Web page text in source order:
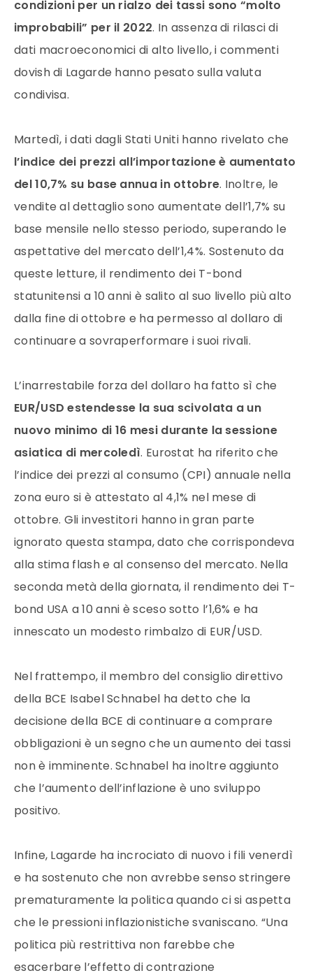
condizioni per un rialzo dei tassi sono “molto
improbabili” per il 2022. In assenza di rilasci di
dati macroeconomici di alto livello, i commenti
dovish di Lagarde hanno pesato sulla valuta
condivisa.
Martedì, i dati dagli Stati Uniti hanno rivelato che
l’indice dei prezzi all’importazione è aumentato
del 10,7% su base annua in ottobre. Inoltre, le
vendite al dettaglio sono aumentate dell’1,7% su
base mensile nello stesso periodo, superando le
aspettative del mercato dell’1,4%. Sostenuto da
queste letture, il rendimento dei T-bond
statunitensi a 10 anni è salito al suo livello più alto
dalla fine di ottobre e ha permesso al dollaro di
continuare a sovraperformare i suoi rivali.
L’inarrestabile forza del dollaro ha fatto sì che
EUR/USD estendesse la sua scivolata a un
nuovo minimo di 16 mesi durante la sessione
asiatica di mercoledì. Eurostat ha riferito che
l’indice dei prezzi al consumo (CPI) annuale nella
zona euro si è attestato al 4,1% nel mese di
ottobre. Gli investitori hanno in gran parte
ignorato questa stampa, dato che corrispondeva
alla stima flash e al consenso del mercato. Nella
seconda metà della giornata, il rendimento dei T-
bond USA a 10 anni è sceso sotto l’1,6% e ha
innescato un modesto rimbalzo di EUR/USD.
Nel frattempo, il membro del consiglio direttivo
della BCE Isabel Schnabel ha detto che la
decisione della BCE di continuare a comprare
obbligazioni è un segno che un aumento dei tassi
non è imminente. Schnabel ha inoltre aggiunto
che l’aumento dell’inflazione è uno sviluppo
positivo.
Infine, Lagarde ha incrociato di nuovo i fili venerdì
e ha sostenuto che non avrebbe senso stringere
prematuramente la politica quando ci si aspetta
che le pressioni inflazionistiche svaniscano. “Una
politica più restrittiva non farebbe che
esacerbare l’effetto di contrazione